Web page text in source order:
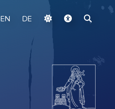
ugrás a fő tartalomhoz
EN DE